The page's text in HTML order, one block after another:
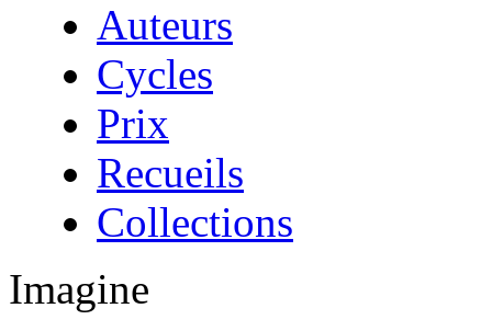
Auteurs
Cycles
Prix
Recueils
Collections
Imagine